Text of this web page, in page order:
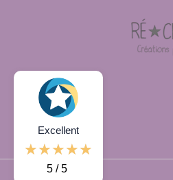
Excellent
5 / 5